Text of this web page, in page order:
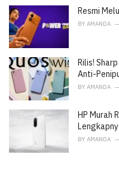
s
:
Resmi
BY AMANDA
Rilis!
Anti-
BY AMANDA
HP Murah
BY AMANDA